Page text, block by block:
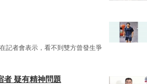
記者會表示，看不到雙方曾發生爭
者 疑有精神問題